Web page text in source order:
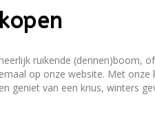
ruikende (dennen)boom,
op onze website. Met
geniet van een knus, winters